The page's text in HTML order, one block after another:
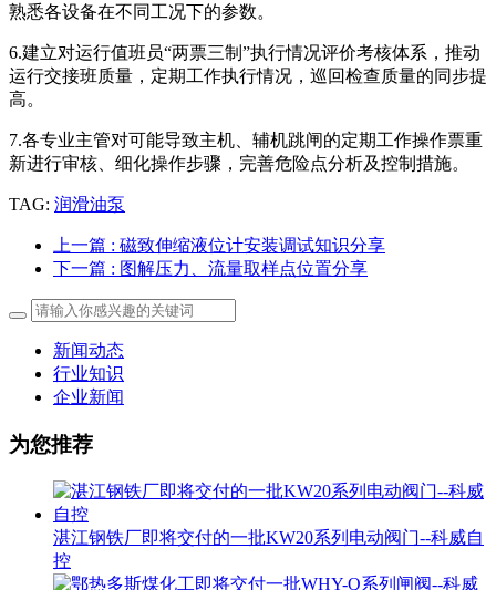
熟悉各设备在不同工况下的参数。
6.建立对运行值班员“两票三制”执行情况评价考核体系，推动
运行交接班质量，定期工作执行情况，巡回检查质量的同步提
高。
7.各专业主管对可能导致主机、辅机跳闸的定期工作操作票重
新进行审核、细化操作步骤，完善危险点分析及控制措施。
TAG: 润滑油泵
上一篇 : 磁致伸缩液位计安装调试知识分享
下一篇 : 图解压力、流量取样点位置分享
新闻动态
行业知识
企业新闻
为您推荐
湛江钢铁厂即将交付的一批KW20系列电动阀门--科威自
控